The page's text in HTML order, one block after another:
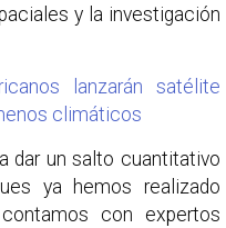
y la investigación
lanzarán satélite
climáticos
dar un salto cuantitativo
ya hemos realizado
con expertos